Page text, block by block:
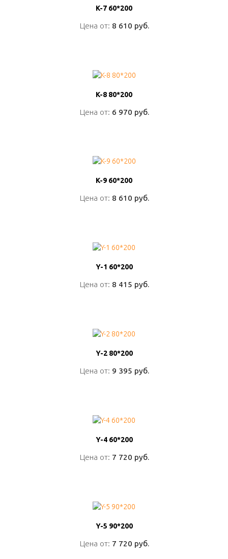
K-7 60*200
Цена от: 8 610 руб.
K-7 60*200
Цена от: 8 610 руб.
K-8 80*200
Цена от: 6 970 руб.
K-8 80*200
Цена от: 6 970 руб.
K-9 60*200
Цена от: 8 610 руб.
K-9 60*200
Цена от: 8 610 руб.
Y-1 60*200
Цена от: 8 415 руб.
Y-1 60*200
Цена от: 8 415 руб.
Y-2 80*200
Цена от: 9 395 руб.
Y-2 80*200
Цена от: 9 395 руб.
Y-4 60*200
Цена от: 7 720 руб.
Y-4 60*200
Цена от: 7 720 руб.
Y-5 90*200
Цена от: 7 720 руб.
Y-5 90*200
Цена от: 7 720 руб.